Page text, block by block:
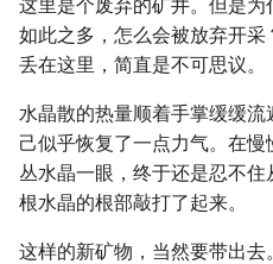
这里是个废弃的矿井。但是
如此之多，怎么会被放弃开
丢在这里，简直是不可思议。
水晶散的热量顺着手掌缓缓
己似乎恢复了一点力气。在
丛水晶一眼，终于还是忍不
根水晶的根部敲打了起来。
这样的新矿物，当然要带出